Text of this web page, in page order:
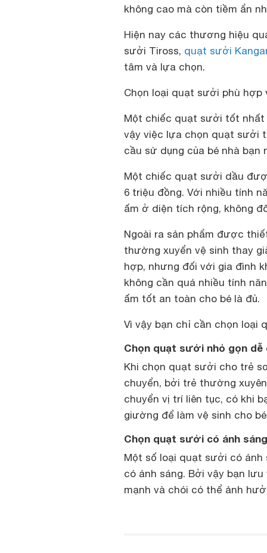
không cao mà còn tiềm ẩn
Hiện nay các thương hiệu
sưởi Tiross, quạt sưởi
tâm và lựa chọn.
Chọn loại quạt sưởi phù hợp
Một chiếc quạt sưởi tốt
vậy việc lựa chọn quạt sưởi
cầu sử dụng của bé nhà bạn
Một chiếc quạt sưởi dầu
6 triệu đồng. Với nhiều tính
ấm ở diện tích rộng, không
Ngoài ra sản phẩm được
thường xuyển vệ sinh thay
hợp, nhưng đối với gia đình
không cần quá nhiều tính
ấm tốt an toàn cho bé là đủ.
Vì vậy bạn chỉ cần chọn loại
Chọn quạt sưởi nhỏ gọn dễ
Khi chọn quạt sưởi cho trẻ
chuyển, bởi trẻ thường
chuyển vị trí liên tục, có khi
giường để làm vệ sinh cho
Chọn quạt sưởi có ánh
Một số loại quạt sưởi có ánh
có ánh sáng. Bởi vậy bạn
mạnh và chói có thể ảnh